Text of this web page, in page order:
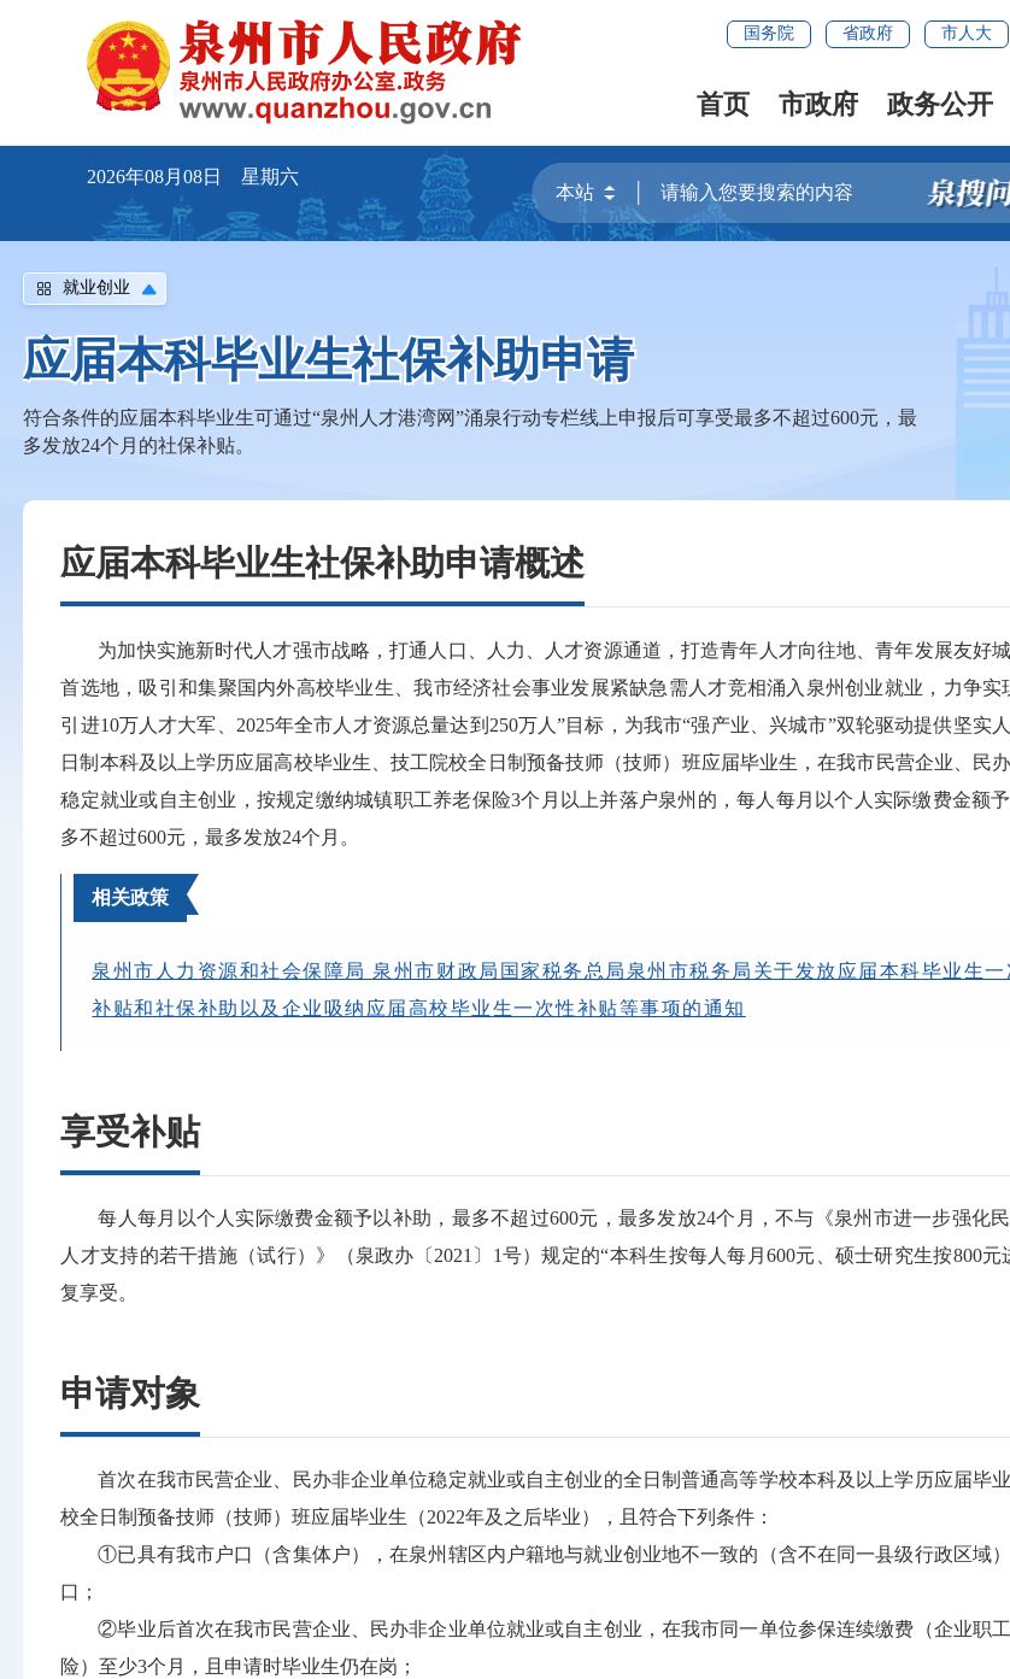
国务院 省政府 市人大
首页 市政府 政务公开
2026年08月08日 星期六
就业创业
应届本科毕业生社保补助申请
符合条件的应届本科毕业生可通过“泉州人才港湾网”涌泉行动专栏线上申报后可享受最多不超过600元，最
多发放24个月的社保补贴。
应届本科毕业生社保补助申请概述
为加快实施新时代人才强市战略，打通人口、人力、人才资源通道，打造青年人才向往地、青年发展友好
首选地，吸引和集聚国内外高校毕业生、我市经济社会事业发展紧缺急需人才竞相涌入泉州创业就业，力争实
引进10万人才大军、2025年全市人才资源总量达到250万人”目标，为我市“强产业、兴城市”双轮驱动提供坚实
日制本科及以上学历应届高校毕业生、技工院校全日制预备技师（技师）班应届毕业生，在我市民营企业、民
稳定就业或自主创业，按规定缴纳城镇职工养老保险3个月以上并落户泉州的，每人每月以个人实际缴费金额
多不超过600元，最多发放24个月。
相关政策
泉州市人力资源和社会保障局 泉州市财政局国家税务总局泉州市税务局关于发放应届本科毕业生一
补贴和社保补助以及企业吸纳应届高校毕业生一次性补贴等事项的通知
享受补贴
每人每月以个人实际缴费金额予以补助，最多不超过600元，最多发放24个月，不与《泉州市进一步强化
人才支持的若干措施（试行）》（泉政办〔2021〕1号）规定的“本科生按每人每月600元、硕士研究生按800元
复享受。
申请对象
首次在我市民营企业、民办非企业单位稳定就业或自主创业的全日制普通高等学校本科及以上学历应届毕
校全日制预备技师（技师）班应届毕业生（2022年及之后毕业），且符合下列条件：
①已具有我市户口（含集体户），在泉州辖区内户籍地与就业创业地不一致的（含不在同一县级行政区域
口；
②毕业后首次在我市民营企业、民办非企业单位就业或自主创业，在我市同一单位参保连续缴费（企业职
险）至少3个月，且申请时毕业生仍在岗；